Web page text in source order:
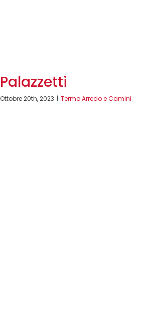
Palazzetti
Ottobre 20th, 2023 | Termo Arredo e Camini